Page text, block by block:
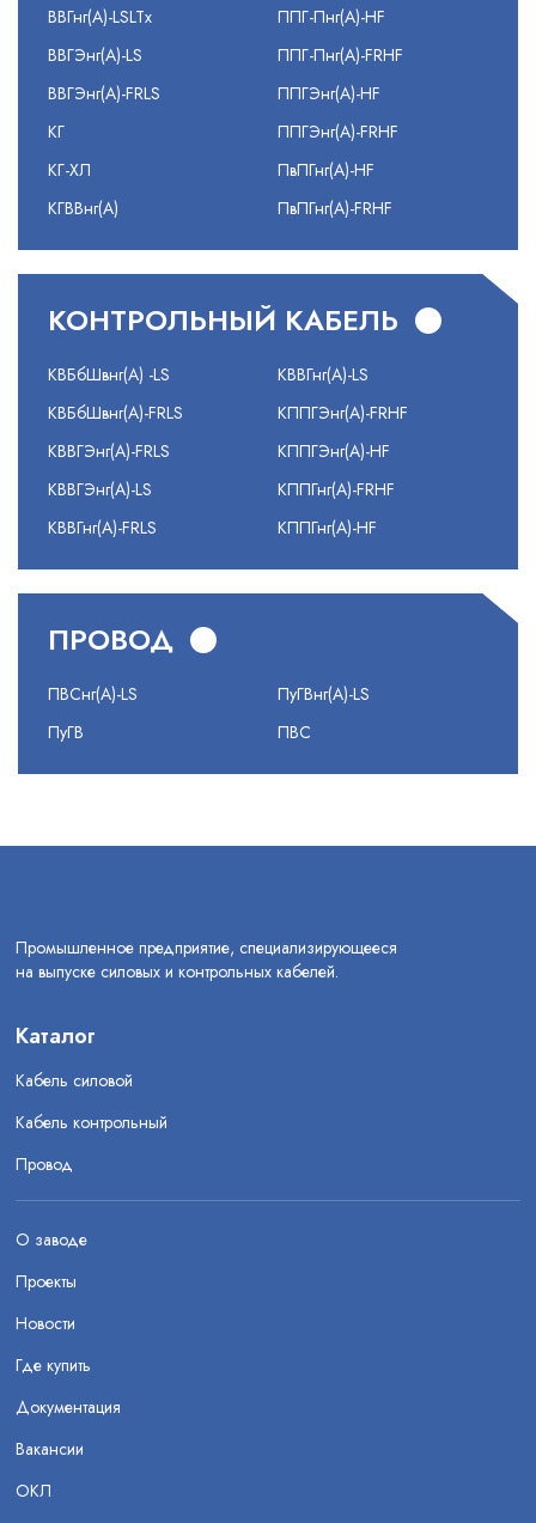
ВВГнг(А)-LSLTx
ВВГЭнг(А)-LS
ВВГЭнг(А)-FRLS
КГ
КГ-ХЛ
КГВВнг(А)
ППГ-Пнг(А)-HF
ППГ-Пнг(А)-FRHF
ППГЭнг(А)-HF
ППГЭнг(А)-FRHF
ПвПГнг(А)-HF
ПвПГнг(А)-FRHF
КОНТРОЛЬНЫЙ КАБЕЛЬ
КВБбШвнг(А) -LS
КВБбШвнг(А)-FRLS
КВВГЭнг(А)-FRLS
КВВГЭнг(А)-LS
КВВГнг(А)-FRLS
КВВГнг(А)-LS
КППГЭнг(А)-FRHF
КППГЭнг(А)-HF
КППГнг(А)-FRHF
КППГнг(А)-HF
ПРОВОД
ПВСнг(А)-LS
ПуГВ
ПуГВнг(А)-LS
ПВС
Промышленное предприятие, специализирующееся
на выпуске силовых и контрольных кабелей.
Каталог
Кабель силовой
Кабель контрольный
Провод
О заводе
Проекты
Новости
Где купить
Документация
Вакансии
ОКЛ